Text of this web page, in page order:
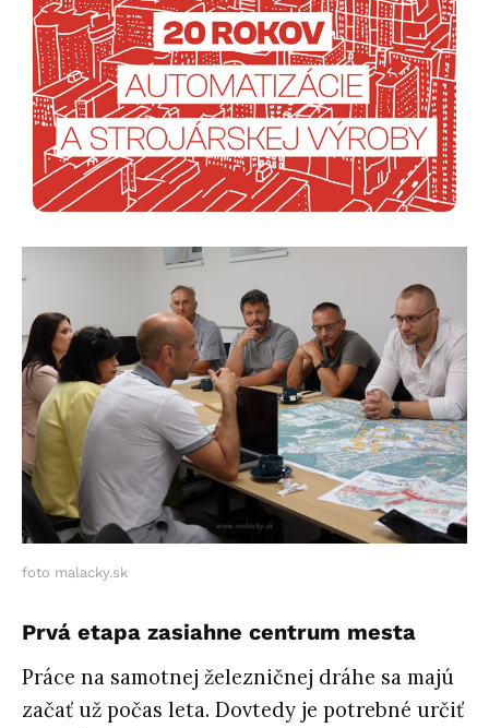
foto malacky.sk
Prvá etapa zasiahne centrum mesta
Práce na samotnej železničnej dráhe sa majú
začať už počas leta. Dovtedy je potrebné určiť